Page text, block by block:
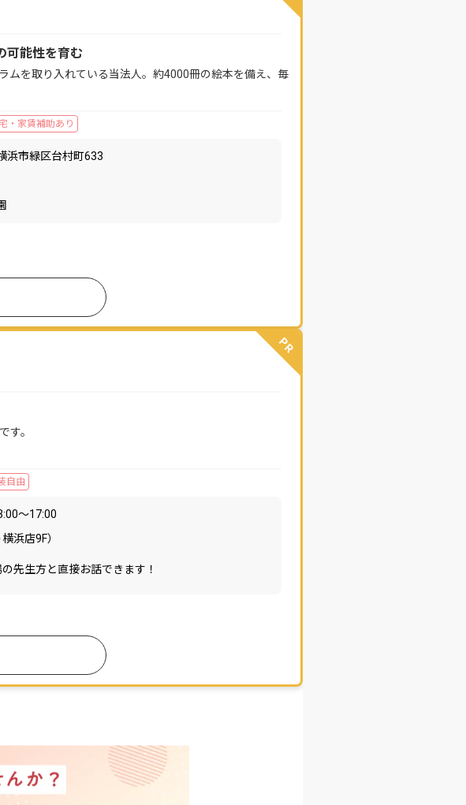
可能性を育む
・家賃補助あり
ムを取り入れている当法人。約4000冊の絵本を備え、毎
浜市緑区台村町633
PR
自由
す。
〜17:00
浜店9F）
先生方と直接お話できます！